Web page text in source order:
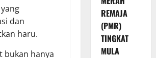
dan
haru.
bukan hanya
REMAJA
(PMR)
TINGKAT
MULA